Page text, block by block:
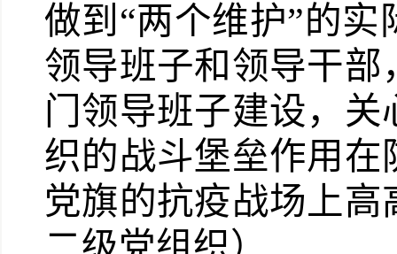
做到“两个维护”的
领导班子和领导干
门领导班子建设，
织的战斗堡垒作用
党旗的抗疫战场上